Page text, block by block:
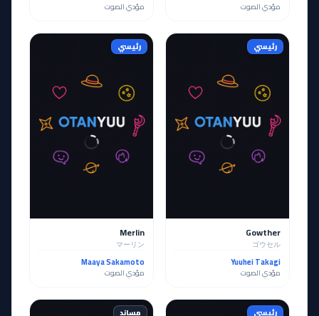
مؤدي الصوت مؤدي الصوت
رئيسي
Gowther
ゴウセル
Yuuhei Takagi
مؤدي الصوت
رئيسي
Merlin
マーリン
Maaya Sakamoto
مؤدي الصوت
رئيسي مساند